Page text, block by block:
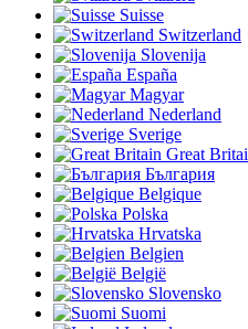
Suisse
Switzerland
Slovenija
España
Magyar
Nederland
Sverige
Great
България
Belgique
Polska
Hrvatska
Belgien
België
Slovensko
Suomi